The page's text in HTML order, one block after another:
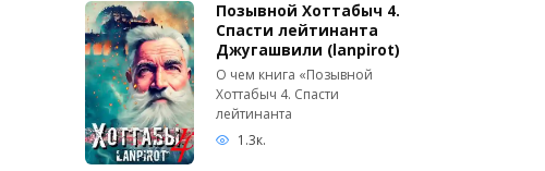
Позывной Хоттабыч 4.
Спасти лейтинанта
Джугашвили (lanpirot)
О чем книга «Позывной
Хоттабыч 4. Спасти
лейтинанта
1.3к.